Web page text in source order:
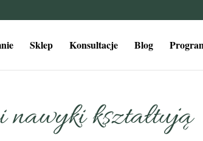
Sklep Konsultacje Blog
nawyki kształtują